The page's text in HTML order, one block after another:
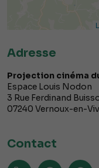
Adresse
Projection cinéma
Espace Louis Nodon
3 Rue Ferdinand
07240 Vernoux-en-
Contact